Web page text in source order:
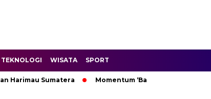
TEKNOLOGI WISATA SPORT
Sumatera Momentum ‘Bantu Rakyat’: Wagub